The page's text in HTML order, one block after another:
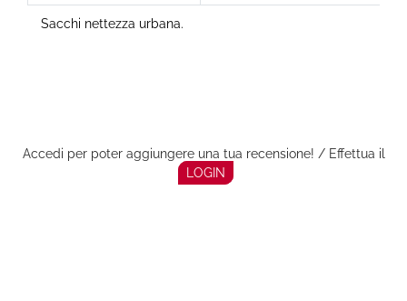
Sacchi nettezza urbana.
Accedi per poter aggiungere una tua recensione! / Effettua il
LOGIN